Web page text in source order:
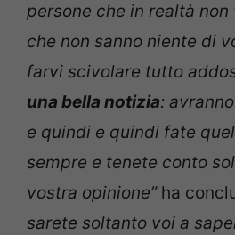
persone che in realtà non
che non sanno niente di
farvi scivolare tutto
una bella notizia:
e quindi e quindi fate
sempre e tenete conto
vostra opinione”ha
sarete soltanto voi a